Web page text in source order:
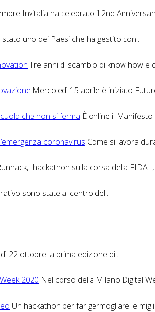
Invitalia ha celebrato il 2nd
uno dei Paesi che ha gestito con...
Tre anni di scambio di know how e
Mercoledì 15 aprile è iniziato
che non si ferma È online il
coronavirus Come si lavora
l'hackathon sulla corsa della
sono state al centro del...
22 ottobre la prima edizione di...
2020 Nel corso della Milano Digital
Un hackathon per far germogliare le